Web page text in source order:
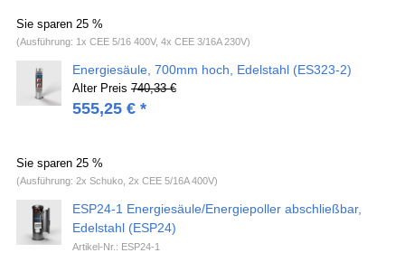
Sie sparen 25 %
(Ausführung: 1x CEE 5/16 400V, 4x CEE 3/16A 230V)
Energiesäule, 700mm hoch, Edelstahl (ES323-2)
Alter Preis 740,33 €
555,25 €*
Sie sparen 25 %
(Ausführung: 2x Schuko, 2x CEE 5/16A 400V)
ESP24-1 Energiesäule/Energiepoller abschließbar,
Edelstahl (ESP24)
Artikel-Nr.: ESP24-1